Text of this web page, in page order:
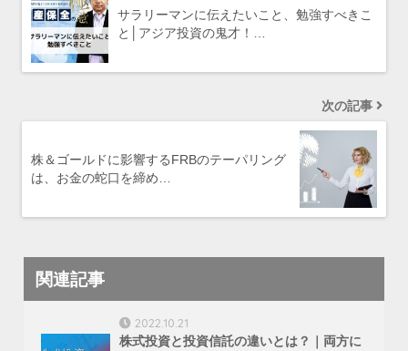
サラリーマンに伝えたいこと、勉強すべきこ
と│アジア投資の鬼才！…
次の記事
株＆ゴールドに影響するFRBのテーパリング
は、お金の蛇口を締め…
関連記事
2022.10.21
株式投資と投資信託の違いとは？｜両方に